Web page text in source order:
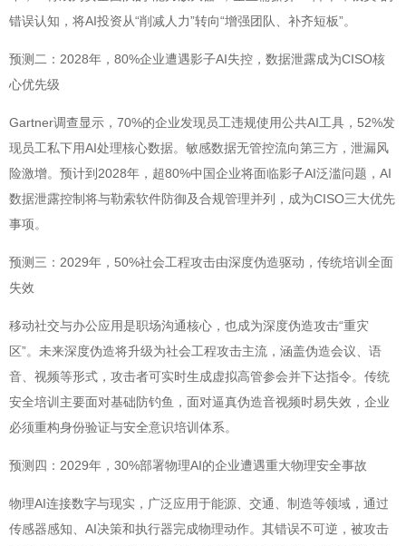
错误认知，将AI投资从“削减人力”转向“增强团队、补齐短板”。
预测二：2028年，80%企业遭遇影子AI失控，数据泄露成为CISO核
心优先级
Gartner调查显示，70%的企业发现员工违规使用公共AI工具，52%发
现员工私下用AI处理核心数据。敏感数据无管控流向第三方，泄漏风
险激增。预计到2028年，超80%中国企业将面临影子AI泛滥问题，AI
数据泄露控制将与勒索软件防御及合规管理并列，成为CISO三大优先
事项。
预测三：2029年，50%社会工程攻击由深度伪造驱动，传统培训全面
失效
移动社交与办公应用是职场沟通核心，也成为深度伪造攻击“重灾
区”。未来深度伪造将升级为社会工程攻击主流，涵盖伪造会议、语
音、视频等形式，攻击者可实时生成虚拟高管参会并下达指令。传统
安全培训主要面对基础防钓鱼，面对逼真伪造音视频时易失效，企业
必须重构身份验证与安全意识培训体系。
预测四：2029年，30%部署物理AI的企业遭遇重大物理安全事故
物理AI连接数字与现实，广泛应用于能源、交通、制造等领域，通过
传感器感知、AI决策和执行器完成物理动作。其错误不可逆，被攻击